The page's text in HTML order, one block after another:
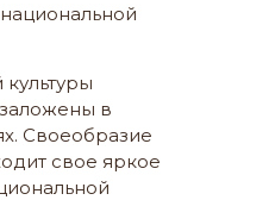
в
Своеобразие
свое яркое